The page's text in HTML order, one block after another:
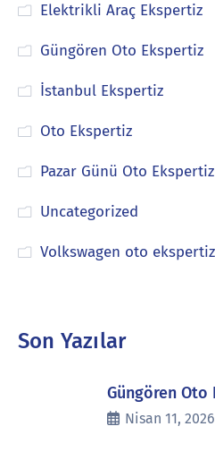
Elektrikli Araç Ekspertiz
Güngören Oto Ekspertiz
İstanbul Ekspertiz
Oto Ekspertiz
Pazar Günü Oto Ekspertiz
Uncategorized
Volkswagen oto ekspertiz
Son Yazılar
Güngören Oto
Nisan 11, 2026